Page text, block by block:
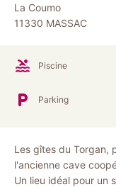
La Coumo
11330 MASSAC
Piscine
Parking
Les gîtes du Torgan,
l'ancienne cave
Un lieu idéal pour un